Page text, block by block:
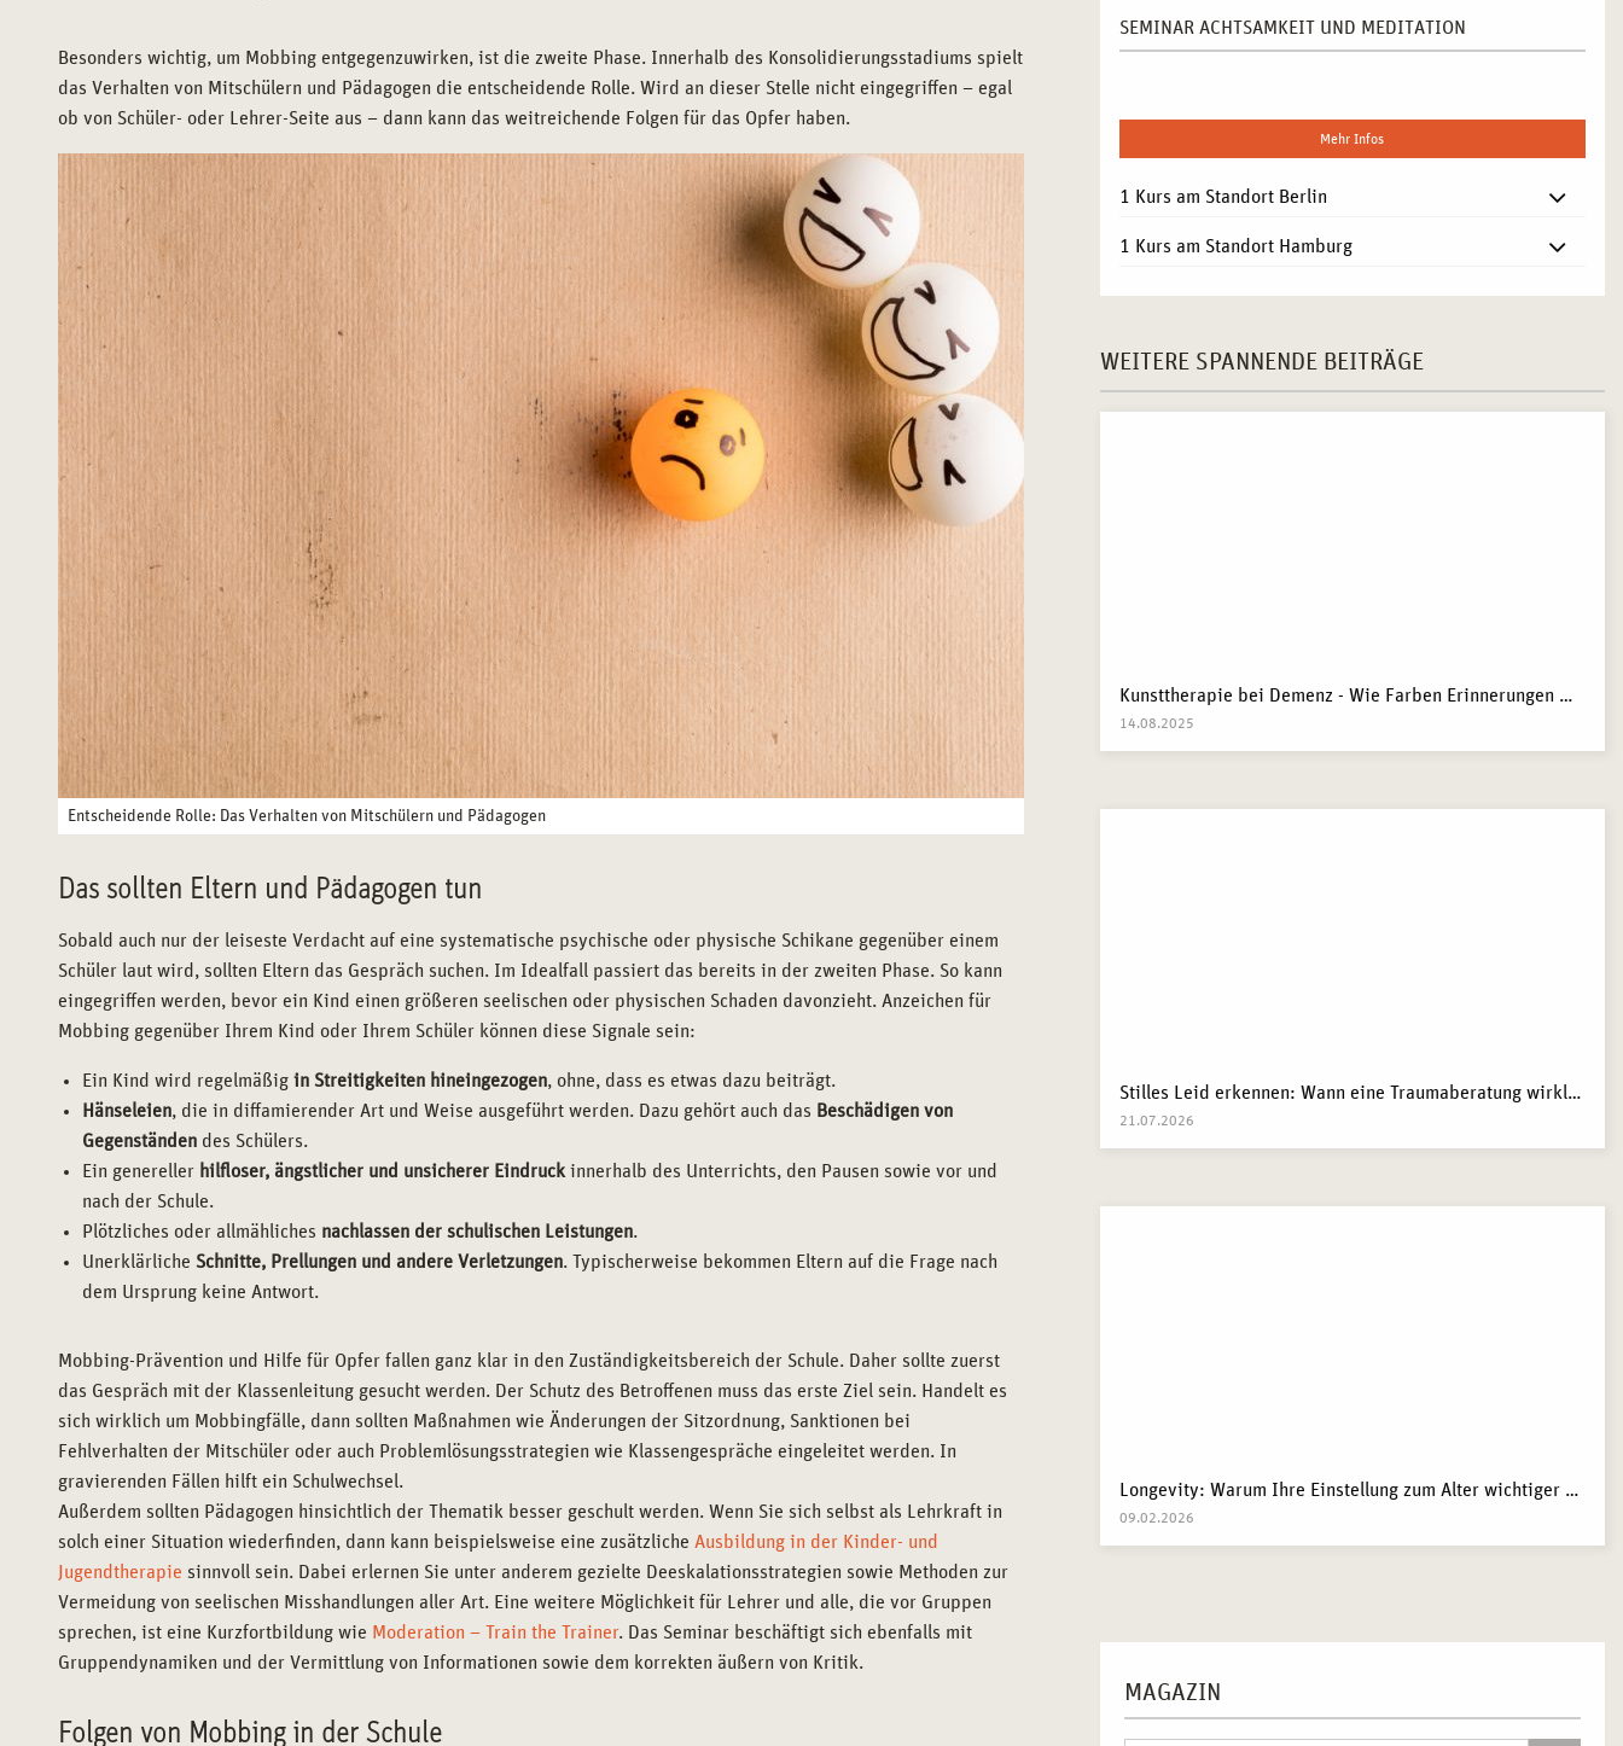
Besonders wichtig, um Mobbing entgegenzuwirken, ist die zweite Phase. Innerhalb des Konsolidierungsstadiums spielt
das Verhalten von Mitschülern und Pädagogen die entscheidende Rolle. Wird an dieser Stelle nicht eingegriffen – egal
ob von Schüler- oder Lehrer-Seite aus – dann kann das weitreichende Folgen für das Opfer haben.
Entscheidende Rolle: Das Verhalten von Mitschülern und Pädagogen
Das sollten Eltern und Pädagogen tun
Sobald auch nur der leiseste Verdacht auf eine systematische psychische oder physische Schikane gegenüber einem
Schüler laut wird, sollten Eltern das Gespräch suchen. Im Idealfall passiert das bereits in der zweiten Phase. So kann
eingegriffen werden, bevor ein Kind einen größeren seelischen oder physischen Schaden davonzieht. Anzeichen für
Mobbing gegenüber Ihrem Kind oder Ihrem Schüler können diese Signale sein:
Ein Kind wird regelmäßig in Streitigkeiten hineingezogen, ohne, dass es etwas dazu beiträgt.
Hänseleien, die in diffamierender Art und Weise ausgeführt werden. Dazu gehört auch das Beschädigen von
Gegenständen des Schülers.
Ein genereller hilfloser, ängstlicher und unsicherer Eindruck innerhalb des Unterrichts, den Pausen sowie vor und
nach der Schule.
Plötzliches oder allmähliches nachlassen der schulischen Leistungen.
Unerklärliche Schnitte, Prellungen und andere Verletzungen. Typischerweise bekommen Eltern auf die Frage nach
dem Ursprung keine Antwort.
Mobbing-Prävention und Hilfe für Opfer fallen ganz klar in den Zuständigkeitsbereich der Schule. Daher sollte zuerst
das Gespräch mit der Klassenleitung gesucht werden. Der Schutz des Betroffenen muss das erste Ziel sein. Handelt es
sich wirklich um Mobbingfälle, dann sollten Maßnahmen wie Änderungen der Sitzordnung, Sanktionen bei
Fehlverhalten der Mitschüler oder auch Problemlösungsstrategien wie Klassengespräche eingeleitet werden. In
gravierenden Fällen hilft ein Schulwechsel.
Außerdem sollten Pädagogen hinsichtlich der Thematik besser geschult werden. Wenn Sie sich selbst als Lehrkraft in
solch einer Situation wiederfinden, dann kann beispielsweise eine zusätzliche Ausbildung in der Kinder- und
Jugendtherapie sinnvoll sein. Dabei erlernen Sie unter anderem gezielte Deeskalationsstrategien sowie Methoden zur
Vermeidung von seelischen Misshandlungen aller Art. Eine weitere Möglichkeit für Lehrer und alle, die vor Gruppen
sprechen, ist eine Kurzfortbildung wie Moderation – Train the Trainer. Das Seminar beschäftigt sich ebenfalls mit
Gruppendynamiken und der Vermittlung von Informationen sowie dem korrekten äußern von Kritik.
Folgen von Mobbing in der Schule
SEMINAR ACHTSAMKEIT UND MEDITATION
Mehr Infos
1 Kurs am Standort Berlin
1 Kurs am Standort Hamburg
WEITERE SPANNENDE BEITRÄGE
Kunsttherapie bei Demenz - Wie Farben Erinnerungen wecken
14.08.2025
Stilles Leid erkennen: Wann eine Traumaberatung wirklich der richtige Schritt ist
21.07.2026
Longevity: Warum Ihre Einstellung zum Alter wichtiger ist als Ihre Gene
09.02.2026
MAGAZIN